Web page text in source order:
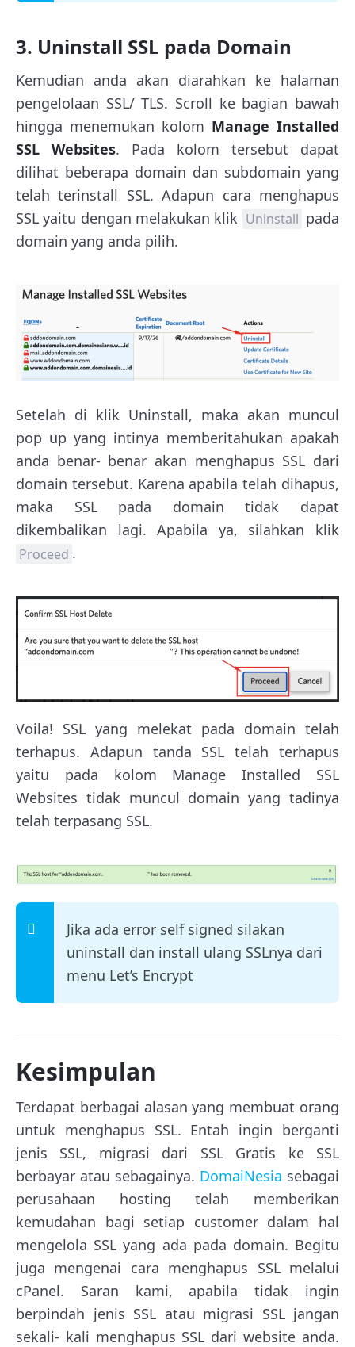
3. Uninstall SSL pada Domain
Kemudian anda akan diarahkan ke halaman
pengelolaan SSL/ TLS. Scroll ke bagian bawah
hingga menemukan kolom Manage Installed
SSL Websites. Pada kolom tersebut dapat
dilihat beberapa domain dan subdomain yang
telah terinstall SSL. Adapun cara menghapus
SSL yaitu dengan melakukan klik Uninstall pada
domain yang anda pilih.
Setelah di klik Uninstall, maka akan muncul
pop up yang intinya memberitahukan apakah
anda benar- benar akan menghapus SSL dari
domain tersebut. Karena apabila telah dihapus,
maka SSL pada domain tidak dapat
dikembalikan lagi. Apabila ya, silahkan klik
Proceed .
Voila! SSL yang melekat pada domain telah
terhapus. Adapun tanda SSL telah terhapus
yaitu pada kolom Manage Installed SSL
Websites tidak muncul domain yang tadinya
telah terpasang SSL.
Jika ada error self signed silakan
uninstall dan install ulang SSLnya dari
menu Let’s Encrypt
Kesimpulan
Terdapat berbagai alasan yang membuat orang
untuk menghapus SSL. Entah ingin berganti
jenis SSL, migrasi dari SSL Gratis ke SSL
berbayar atau sebagainya. DomaiNesia sebagai
perusahaan hosting telah memberikan
kemudahan bagi setiap customer dalam hal
mengelola SSL yang ada pada domain. Begitu
juga mengenai cara menghapus SSL melalui
cPanel. Saran kami, apabila tidak ingin
berpindah jenis SSL atau migrasi SSL jangan
sekali- kali menghapus SSL dari website anda.